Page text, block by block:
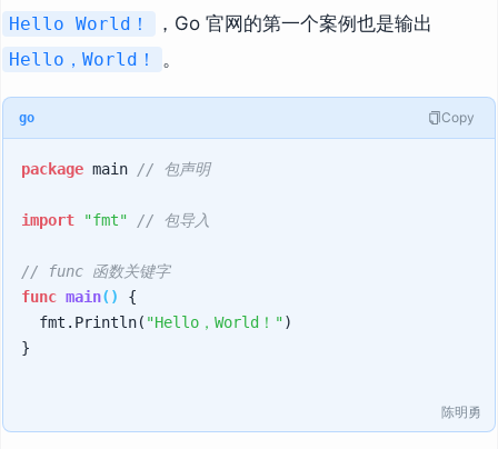
Hello World！ ，Go 官网的第一个案例也是输出
Hello，World！ 。
go Copy
package main // 包声明
import "fmt" // 包导入
// func 函数关键字
func main()
{
	fmt.Println(
"Hello，World！")
}
陈明勇